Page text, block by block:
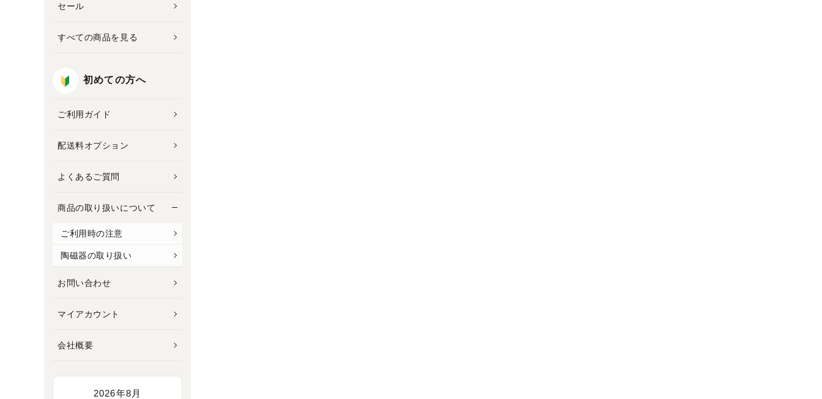
セール
すべての商品を見る
初めての方へ
ご利用ガイド
配送料オプション
よくあるご質問
商品の取り扱いについて
ご利用時の注意
陶磁器の取り扱い
お問い合わせ
マイアカウント
会社概要
2026年8月